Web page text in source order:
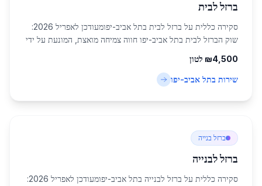
ברזל לבית
סקירה כללית על ברזל לבית בתל אביב-יפומעודכן לאפריל 2026:
שוק הברזל לבית בתל אביב-יפו חווה צמיחה מואצת, המונעת על ידי
עם אוכלוסייה של כ-460,6...
₪4,500 לטון
שירות בתל אביב-יפו
ברזל בנייה
ברזל לבנייה
סקירה כללית על ברזל לבנייה בתל אביב-יפומעודכן לאפריל 2026: